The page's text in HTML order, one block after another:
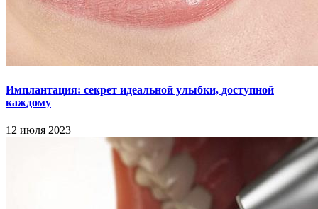
Имплантация: секрет идеальной улыбки, доступной
каждому
12 июля 2023